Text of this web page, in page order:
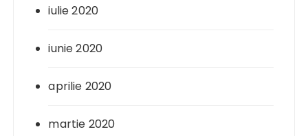
iulie 2020
iunie 2020
aprilie 2020
martie 2020